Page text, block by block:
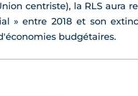
centriste), la RLS aura
» entre 2018 et son
budgétaires.